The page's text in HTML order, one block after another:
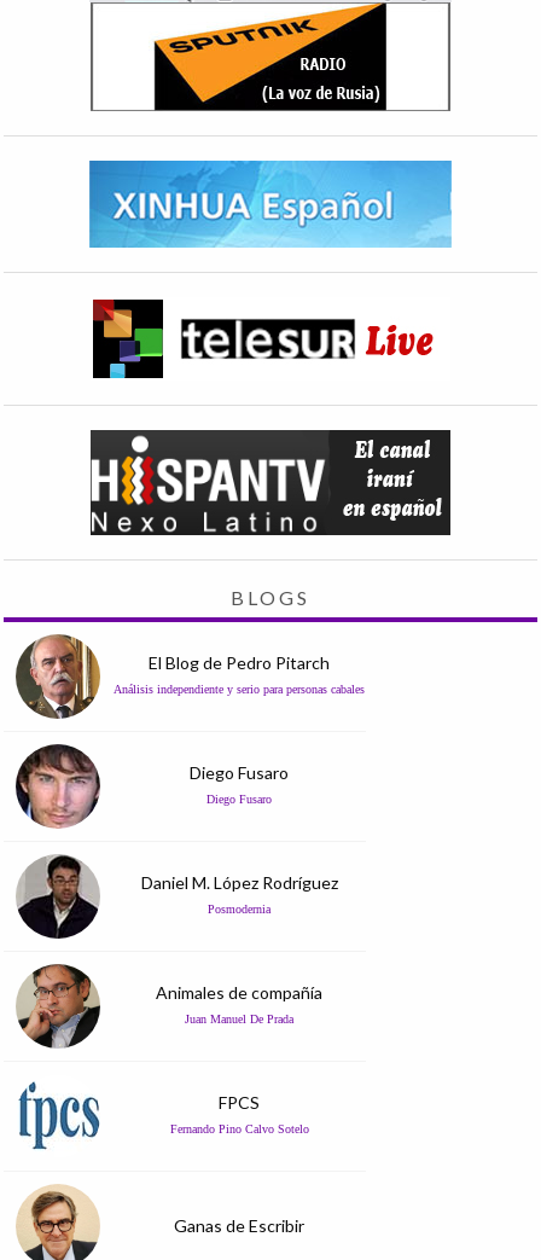
BLOGS
El Blog de Pedro Pitarch
Análisis independiente y serio para personas cabales
Diego Fusaro
Diego Fusaro
Daniel M. López Rodríguez
Posmodernia
Animales de compañía
Juan Manuel De Prada
FPCS
Fernando Pino Calvo Sotelo
Ganas de Escribir